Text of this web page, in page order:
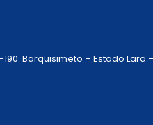
Barquisimeto – Estado Lara